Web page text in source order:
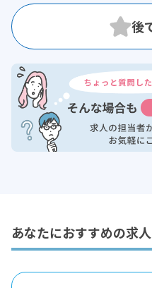
あなたにおすすめの求人